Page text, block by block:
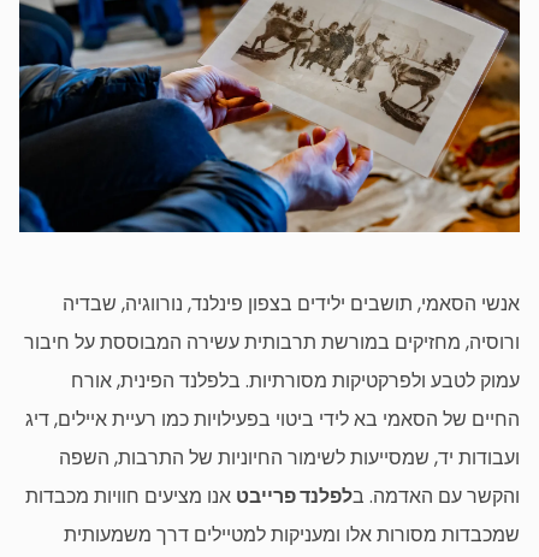
אנשי הסאמי, תושבים ילידים בצפון פינלנד, נורווגיה, שבדיה
ורוסיה, מחזיקים במורשת תרבותית עשירה המבוססת על חיבור
עמוק לטבע ולפרקטיקות מסורתיות. בלפלנד הפינית, אורח
החיים של הסאמי בא לידי ביטוי בפעילויות כמו רעיית איילים, דיג
ועבודות יד, שמסייעות לשימור החיוניות של התרבות, השפה
והקשר עם האדמה. בלפלנד פרייבט אנו מציעים חוויות מכבדות
שמכבדות מסורות אלו ומעניקות למטיילים דרך משמעותית